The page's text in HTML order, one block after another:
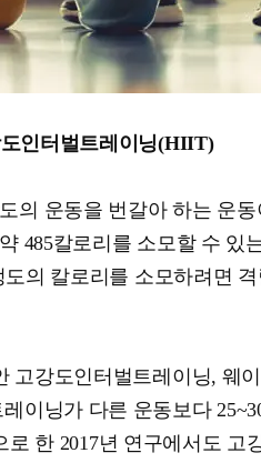
인터벌트레이닝(HIIT)
의 운동을 번갈아 하는 운
485칼로리를 소모할 수 있
의 칼로리를 소모하려면
고강도인터벌트레이닝, 웨
이닝가 다른 운동보다
한 2017년 연구에서도